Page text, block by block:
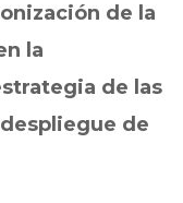
de la
la
de las
de